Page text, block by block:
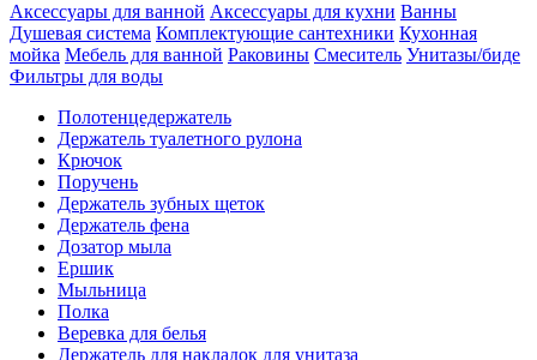
Аксессуары для ванной Аксессуары для кухни Ванны
Душевая система Комплектующие сантехники Кухонная
мойка Мебель для ванной Раковины Смеситель Унитазы/биде
Фильтры для воды
Полотенцедержатель
Держатель туалетного рулона
Крючок
Поручень
Держатель зубных щеток
Держатель фена
Дозатор мыла
Eршик
Мыльница
Полка
Веревка для белья
Держатель для накладок для унитаза